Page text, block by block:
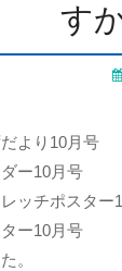
す
より10月号
ー10月号
ッチポスター
ー10月号
。